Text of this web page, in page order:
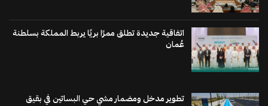
اتفاقية جديدة تطلق ممرًا بريًا يربط المملكة بسلطنة
عُمان
تطوير مدخل ومضمار مشي حي البساتين في بقيق